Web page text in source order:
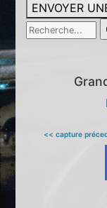
ENVOYER
<< capture